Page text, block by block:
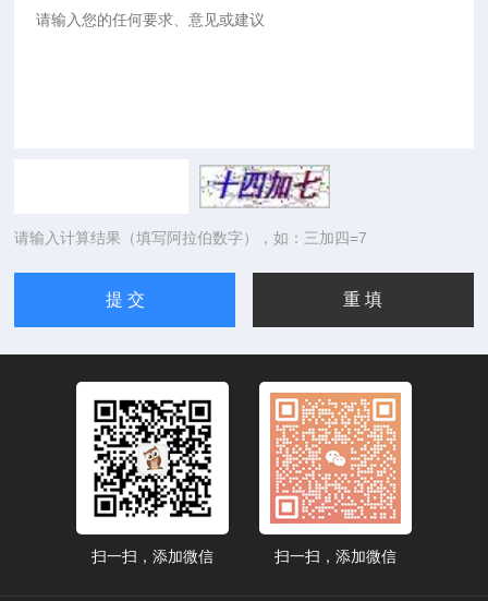
请输入计算结果（填写阿拉伯数字），如：三加四=7
扫一扫，添加微信 扫一扫，添加微信